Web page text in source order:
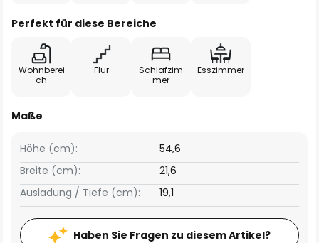
Perfekt für diese Bereiche
Wohnberei
ch
Flur
Schlafzim
mer
Esszimmer
Maße
Breite (cm): 21,6
Höhe (cm): 54,6
Ausladung / Tiefe (cm): 19,1
Haben Sie Fragen zu diesem Artikel?